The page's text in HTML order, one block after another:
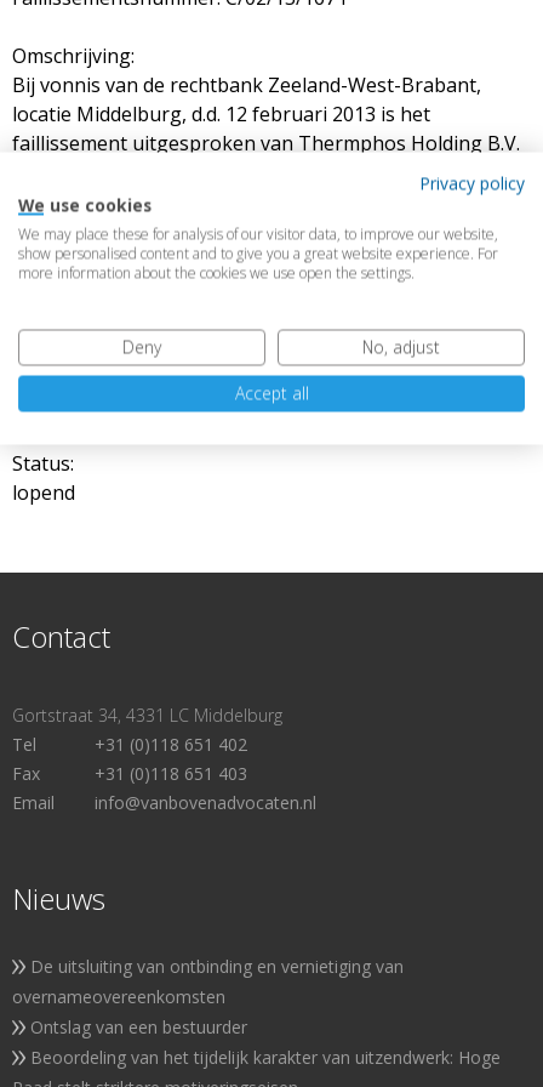
Omschrijving:
Bij vonnis van de rechtbank Zeeland-West-Brabant,
locatie Middelburg, d.d. 12 februari 2013 is het
faillissement uitgesproken van Thermphos Holding B.V.
met benoeming van mr. M.D.E. Leppens tot rechter-
commissaris (voorheen mr. I.C. Prenger-de Kwant en mr.
T.J. van Gessel) en met aanstelling van mr. F.T. Hiemstra
en mr. R. van den Bos als curatoren. Thermphos Holding
B.V. wordt geconsolideerd afgewikkeld met het
verslaglegging in Thermphos Holding B.V. verwijzen wij
u derhalve naar het faillissementsverslag van
Thermphos International B.V.
Status:
lopend
Contact
Gortstraat 34, 4331 LC Middelburg
Tel
+31 (0)118 651 402
Fax
+31 (0)118 651 403
Email
info@vanbovenadvocaten.nl
Nieuws
De uitsluiting van ontbinding en vernietiging van
overnameovereenkomsten
Ontslag van een bestuurder
Beoordeling van het tijdelijk karakter van uitzendwerk: Hoge
Privacy policy
We use cookies
We may place these for analysis of our visitor data, to improve our website,
show personalised content and to give you a great website experience. For
more information about the cookies we use open the settings.
Deny
No, adjust
Accept all